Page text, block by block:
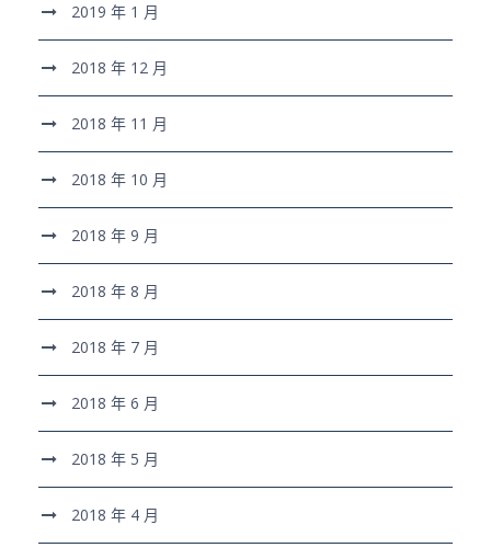
2019 年 1 月
2018 年 12 月
2018 年 11 月
2018 年 10 月
2018 年 9 月
2018 年 8 月
2018 年 7 月
2018 年 6 月
2018 年 5 月
2018 年 4 月